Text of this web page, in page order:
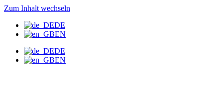
Zum Inhalt wechseln
DE
EN
DE
EN